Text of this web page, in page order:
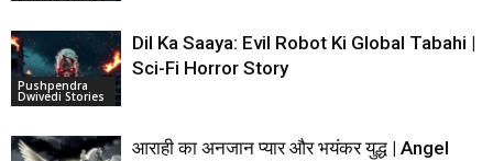
Pushpendra
Dwivedi Stories
Dil Ka Saaya: Evil Robot Ki Global Tabahi |
Sci-Fi Horror Story
आराही का अनजान प्यार और भयंकर युद्ध | Angel